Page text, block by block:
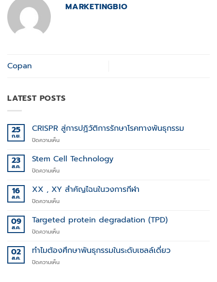
MARKETINGBIO
Copan
LATEST POSTS
25
ก.ย.
CRISPR สู่การปฏิวัติการรักษาโรคทางพันธุกรรม
ปิดความเห็นบน
สู่
ปฏิวัติ
รักษา
ทาง
23
ส.ค.
Stem Cell Technology
ปิดความเห็นบน
Cell
Technology
16
ส.ค.
XX , XY สำคัญไฉนในวงการกีฬา
ปิดความเห็นบน
,
สำคัญ
ใน
กีฬา
09
ส.ค.
Targeted protein degradation (TPD)
ปิดความเห็นบน
protein
(TPD)
02
ส.ค.
ทำไมต้องศึกษาพันธุกรรมในระดับเซลล์เดี่ยว
ปิดความเห็นบน